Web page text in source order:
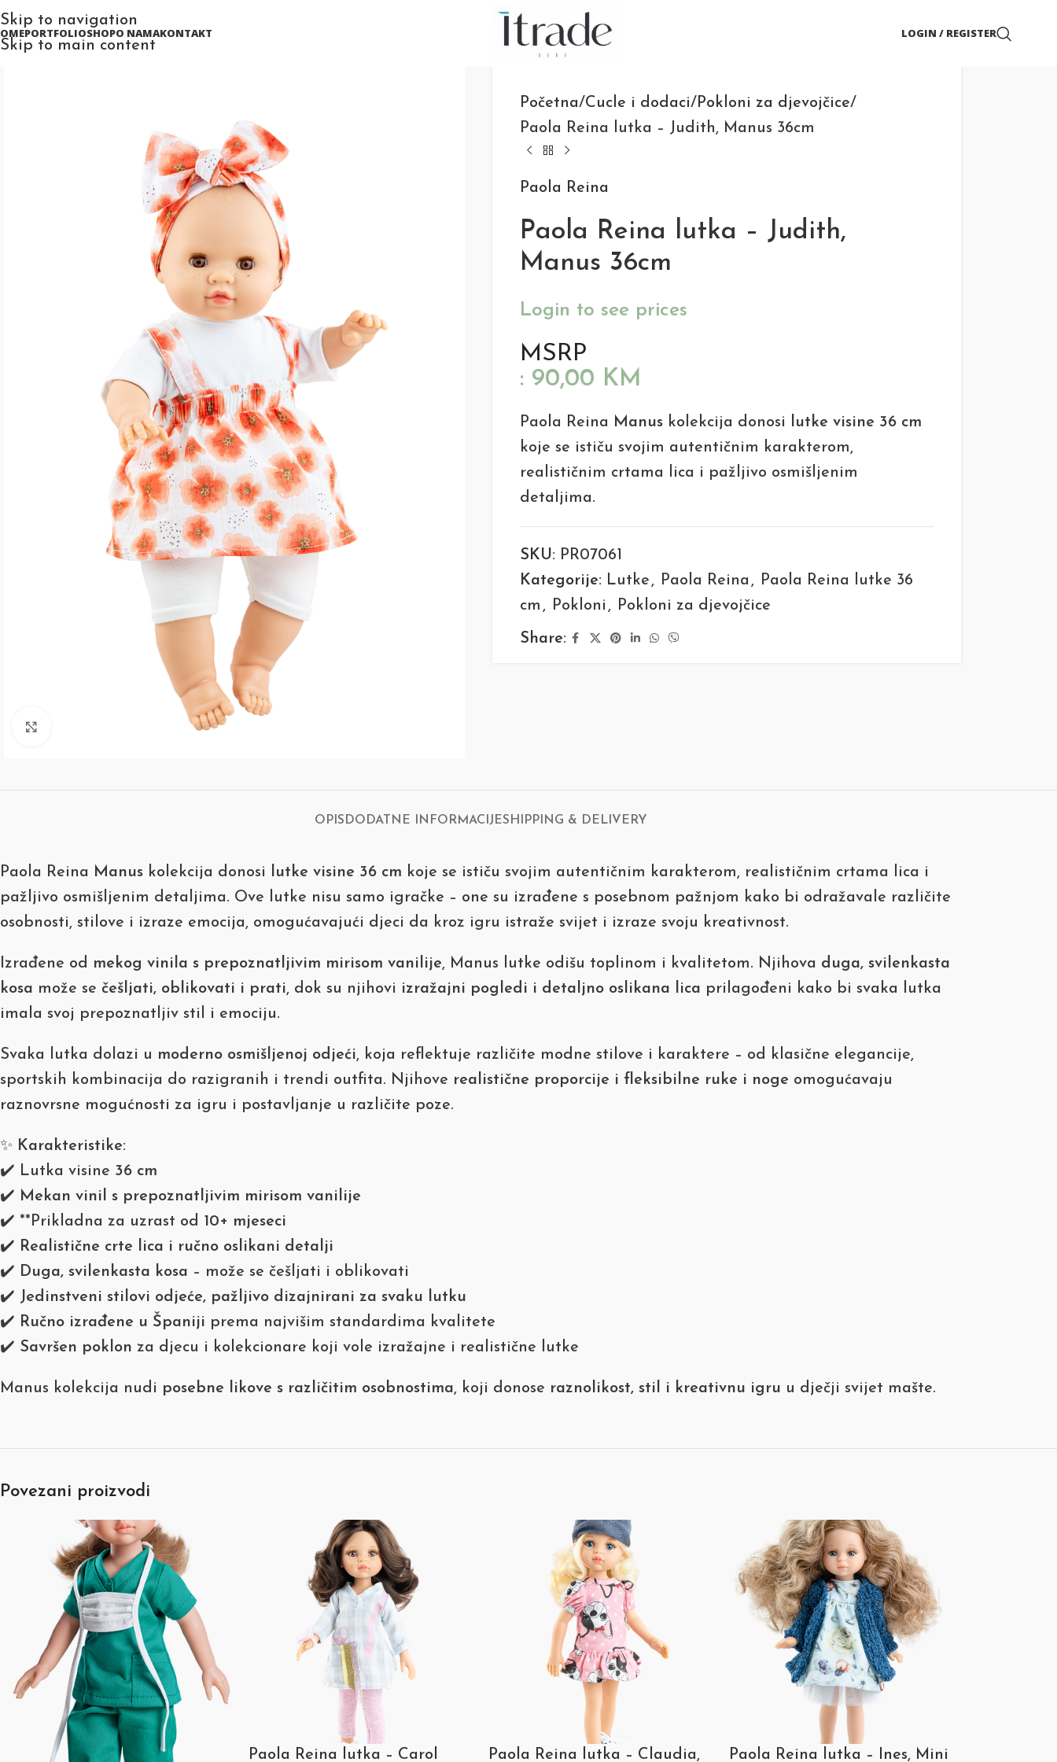
Skip to navigation
Skip to main content
PORTFOLIOSHOPO NAMAKONTAKT LOGIN / REGISTER
Početna Cucle i dodaci Pokloni za djevojčice
Paola Reina lutka – Judith, Manus 36cm
Paola Reina
Paola Reina lutka – Judith,
Manus 36cm
Login to see prices
MSRP
: 90,00 KM
Paola Reina Manuskolekcija donosi lutke visine 36 cm
koje se ističu svojim autentičnim karakterom,
realističnim crtama lica i pažljivo osmišljenim
detaljima.
SKU: PR07061
Kategorije: Lutke , Paola Reina , Paola Reina lutke 36
cm , Pokloni , Pokloni za djevojčice
Share:
OPIS DODATNE INFORMACIJESHIPPING & DELIVERY
Paola Reina Manus kolekcija donosi lutke visine 36 cm koje se ističu svojim autentičnim karakterom, realističnim crtama lica i
pažljivo osmišljenim detaljima. Ove lutke nisu samo igračke – one su izrađene s posebnom pažnjom kako bi odražavale različite
osobnosti, stilove i izraze emocija, omogućavajući djeci da kroz igru istraže svijet i izraze svoju kreativnost.
Izrađene od mekog vinila s prepoznatljivim mirisom vanilije, Manus lutke odišu toplinom i kvalitetom. Njihova duga, svilenkasta
kosa može se češljati, oblikovati i prati, dok su njihovi izražajni pogledi i detaljno oslikana lica prilagođeni kako bi svaka lutka
imala svoj prepoznatljiv stil i emociju.
Svaka lutka dolazi u moderno osmišljenoj odjeći, koja reflektuje različite modne stilove i karaktere – od klasične elegancije,
sportskih kombinacija do razigranih i trendi outfita. Njihove realistične proporcije i fleksibilne ruke i noge omogućavaju
raznovrsne mogućnosti za igru i postavljanje u različite poze.
✨ Karakteristike:
✔️ Lutka visine 36 cm
✔️ Mekan vinil s prepoznatljivim mirisom vanilije
✔️ **Prikladna za uzrast od 10+ mjeseci
✔️ Realistične crte lica i ručno oslikani detalji
✔️ Duga, svilenkasta kosa – može se češljati i oblikovati
✔️ Jedinstveni stilovi odjeće, pažljivo dizajnirani za svaku lutku
✔️ Ručno izrađene u Španiji prema najvišim standardima kvalitete
✔️ Savršen poklon za djecu i kolekcionare koji vole izražajne i realistične lutke
Manus kolekcija nudi posebne likove s različitim osobnostima, koji donose raznolikost, stil i kreativnu igru u dječji svijet mašte.
Povezani proizvodi
Paola Reina lutka – Carol Paola Reina lutka – Claudia, Paola Reina lutka – Ines, Mini